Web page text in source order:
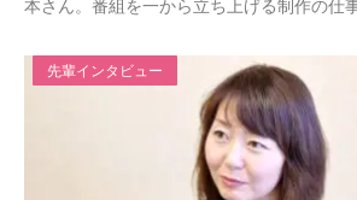
本さん。番組を一から立ち上げる制作の仕
先輩インタビュー